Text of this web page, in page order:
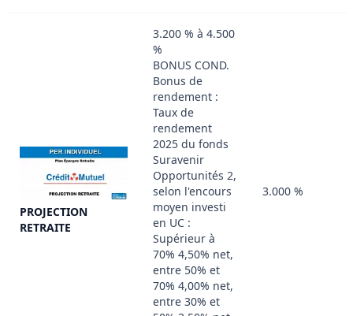
PROJECTION
RETRAITE
3.200 % à 4.500
%
BONUS COND.
Bonus de
rendement :
Taux de
rendement
2025 du fonds
Suravenir
Opportunités 2,
selon l'encours
moyen investi
en UC :
Supérieur à
70% 4,50% net,
entre 50% et
70% 4,00% net,
entre 30% et
3.000 %